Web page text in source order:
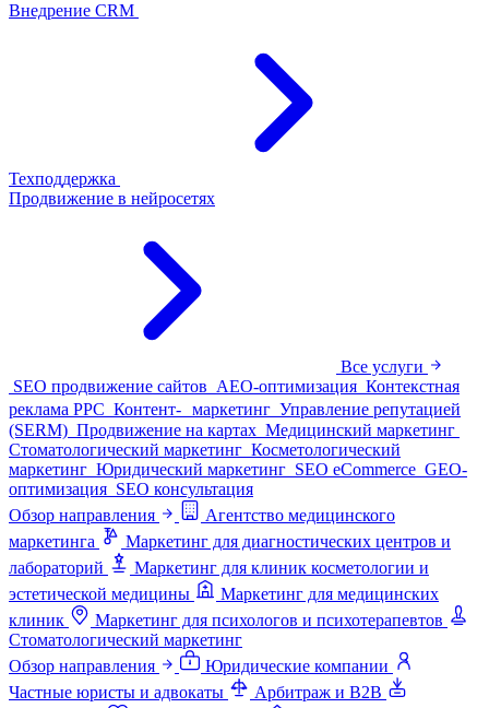
Внедрение CRM
Техподдержка
Продвижение в нейросетях
Все услуги
SEO продвижение сайтов AEO-оптимизация Контекстная
реклама PPC Контент- маркетинг Управление репутацией
(SERM) Продвижение на картах Медицинский маркетинг
Стоматологический маркетинг Косметологический
маркетинг Юридический маркетинг SEO eCommerce GEO-
оптимизация SEO консультация
Обзор направления
Агентство медицинского
маркетинга
Маркетинг для диагностических центров и
лабораторий
Маркетинг для клиник косметологии и
эстетической медицины
Маркетинг для медицинских
клиник
Маркетинг для психологов и психотерапевтов
Стоматологический маркетинг
Обзор направления
Юридические компании
Частные юристы и адвокаты
Арбитраж и B2B